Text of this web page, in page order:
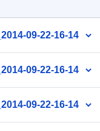
09-22-16-14
09-22-16-14
09-22-16-14